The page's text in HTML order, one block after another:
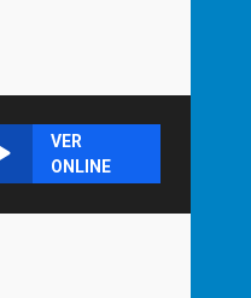
VER
ONLINE